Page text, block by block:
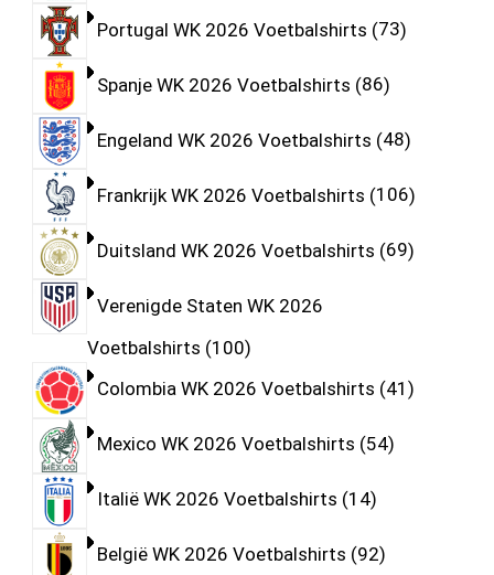
Portugal WK 2026 Voetbalshirts 73
Spanje WK 2026 Voetbalshirts 86
Engeland WK 2026 Voetbalshirts 48
Frankrijk WK 2026 Voetbalshirts 106
Duitsland WK 2026 Voetbalshirts 69
Verenigde Staten WK 2026
Voetbalshirts 100
Colombia WK 2026 Voetbalshirts 41
Mexico WK 2026 Voetbalshirts 54
Italië WK 2026 Voetbalshirts 14
België WK 2026 Voetbalshirts 92